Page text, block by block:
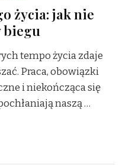
życia: jak nie
biegu
tempo życia zdaje
Praca, obowiązki
i niekończąca się
naszą …